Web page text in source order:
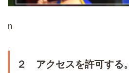
n
２ アクセスを許可する。